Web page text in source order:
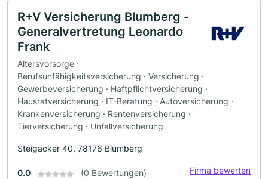
R+V Versicherung Blumberg -
Generalvertretung Leonardo
Frank
Altersvorsorge ·
Berufsunfähigkeitsversicherung · Versicherung ·
Gewerbeversicherung · Haftpflichtversicherung ·
Hausratversicherung · IT-Beratung · Autoversicherung ·
Krankenversicherung · Rentenversicherung ·
Tierversicherung · Unfallversicherung
Steigäcker 40, 78176 Blumberg
0.0 (0 Bewertungen) Firma bewerten